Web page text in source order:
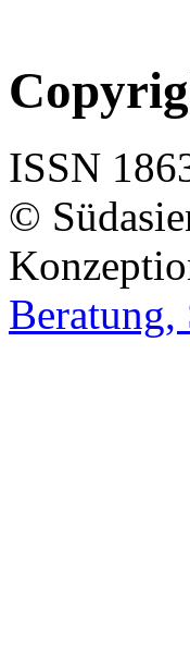
ISSN
©
Beratung,